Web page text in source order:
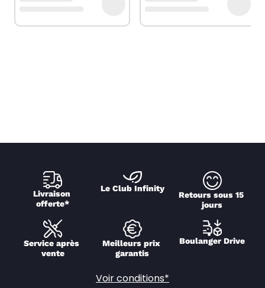
Livraison
offerte*
Le Club Infinity
Retours sous 15
jours
Service après
vente
Meilleurs prix
garantis
Boulanger Drive
Voir conditions*